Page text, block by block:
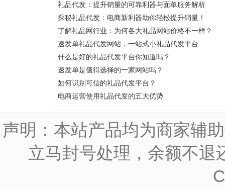
礼品代发：提升销量的可靠利器与面单服务解析
探秘礼品代发：电商新利器助你轻松提升销量！
了解礼品网行业：为何各大礼品网站价格不一样？
速发单礼品代发网站，一站式小礼品代发平台
什么是好的礼品代发平台你知道吗？
速发单是值得选择的一家网站吗？
如何识别可信的礼品代发平台？
电商运营使用礼品代发的五大优势
声明：本站产品均为商家辅
立马封号处理，余额不退